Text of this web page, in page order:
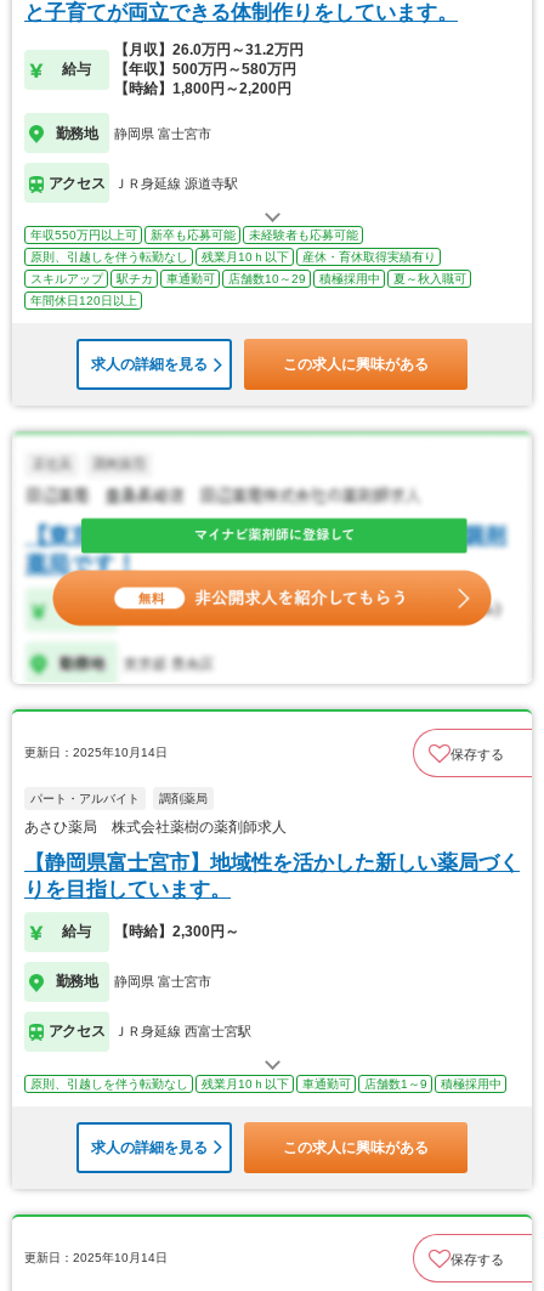
と子育てが両立できる体制作りをしています。
給与
【月収】26.0万円～31.2万円
【年収】500万円～580万円
【時給】1,800円～2,200円
勤務地 静岡県 富士宮市
アクセス ＪＲ身延線 源道寺駅
年収550万円以上可 新卒も応募可能
未経験者も応募可能
原則、引越しを伴う転勤なし
残業月10ｈ以下
産休・育休取得実績有り
スキルアップ
駅チカ 車通勤可 店舗数10～29 積極採用中
夏～秋入職可
年間休日120日以上
求人の詳細を見る この求人に興味がある
更新日：2025年10月14日 保存する
パート・アルバイト 調剤薬局
あさひ薬局 株式会社薬樹の薬剤師求人
【静岡県富士宮市】地域性を活かした新しい薬局づく
りを目指しています。
給与 【時給】2,300円～
勤務地 静岡県 富士宮市
アクセス ＪＲ身延線 西富士宮駅
原則、引越しを伴う転勤なし 残業月10ｈ以下 車通勤可 店舗数1～9 積極採用中
求人の詳細を見る この求人に興味がある
更新日：2025年10月14日 保存する